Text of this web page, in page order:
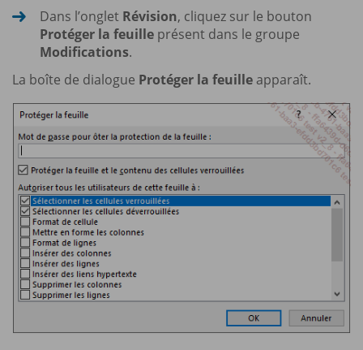
Dans l’onglet Révision, cliquez sur le bouton
Protéger la feuille présent dans le groupe
Modifications.
La boîte de dialogue Protéger la feuilleapparaît.